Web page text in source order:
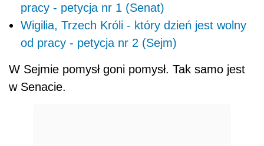
pracy - petycja nr 1 (Senat)
Wigilia, Trzech Króli - który dzień jest wolny
od pracy - petycja nr 2 (Sejm)
W Sejmie pomysł goni pomysł. Tak samo jest
w Senacie.